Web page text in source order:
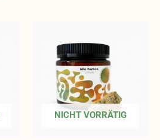
NICHT VORRÄTIG